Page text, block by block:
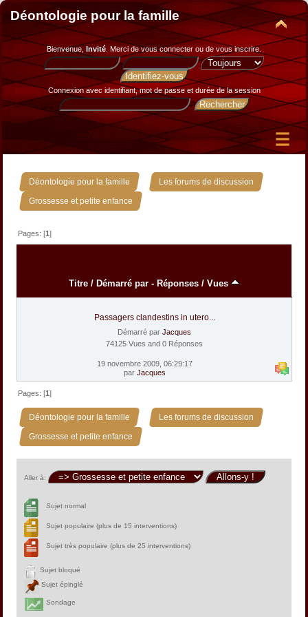
Déontologie pour la famille
Bienvenue, Invité. Merci devous connecter ou de vous inscrire.
Connexion avec identifiant, mot de passe et durée de la session
Déontologie pour la famille » Les forums de discussion »
Grossesse et petite enfance
Pages: [1]
Titre / Démarré par - Réponses / Vues
Passagers clandestins in utero...
Démarré par Jacques
74125 Vues and 0 Réponses
19 novembre 2009, 06:29:17
par Jacques
Pages: [1]
Déontologie pour la famille » Les forums de discussion »
Grossesse et petite enfance
Aller à:
Sujet normal
Sujet populaire (plus de 15 interventions)
Sujet très populaire (plus de 25 interventions)
Sujet bloqué
Sujet épinglé
Sondage